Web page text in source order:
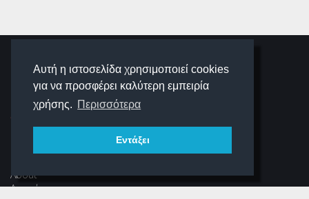
Αυτή η ιστοσελίδα χρησιμοποιεί cookies
για να προσφέρει καλύτερη εμπειρία
χρήσης. Περισσότερα
Εντάξει
SCHOOLIGANS
SCHOOLWAVE
ΠΛΟΉΓΗΣΗ
About
Αρχική